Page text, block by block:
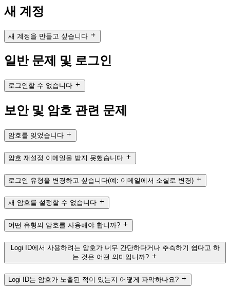
새 계정
새 계정을 만들고 싶습니다
일반 문제 및 로그인
로그인할 수 없습니다
보안 및 암호 관련 문제
암호를 잊었습니다
암호 재설정 이메일을 받지 못했습니다
로그인 유형을 변경하고 싶습니다(예: 이메일에서 소셜로 변경)
새 암호를 설정할 수 없습니다
어떤 유형의 암호를 사용해야 합니까?
Logi ID에서 사용하려는 암호가 너무 간단하다거나 추측하기 쉽다고 하
는 것은 어떤 의미입니까?
Logi ID는 암호가 노출된 적이 있는지 어떻게 파악하나요?